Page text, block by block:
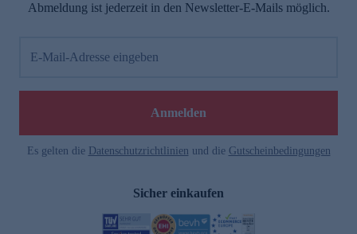
Abmeldung ist jederzeit in den Newsletter-E-Mails möglich.
E-Mail-Adresse eingeben
Anmelden
Es gelten die Datenschutzrichtlinien und die Gutscheinbedingungen
Sicher einkaufen